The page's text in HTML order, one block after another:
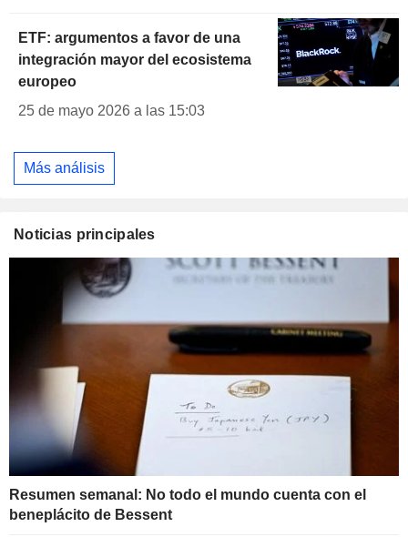
ETF: argumentos a favor de una
integración mayor del ecosistema
europeo
25 de mayo 2026 a las 15:03
Más análisis
Noticias principales
Resumen semanal: No todo el mundo cuenta con el
beneplácito de Bessent